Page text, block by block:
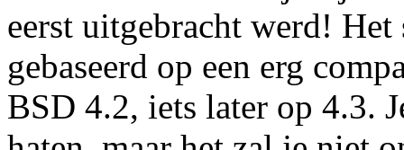
eerst uitgebracht werd!
gebaseerd op een erg
BSD 4.2, iets later op 4.3.